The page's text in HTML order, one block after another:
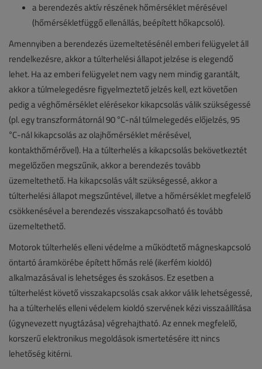
a berendezés aktív részének hőmérséklet mérésével
(hőmérsékletfüggő ellenállás, beépített hőkapcsoló).
Amennyiben a berendezés üzemeltetésénél emberi felügyelet áll
rendelkezésre, akkor a túlterhelési állapot jelzése is elegendő
lehet. Ha az emberi felügyelet nem vagy nem mindig garantált,
akkor a túlmelegedésre figyelmeztető jelzés kell, ezt követően
pedig a véghőmérséklet elérésekor kikapcsolás válik szükségessé
(pl. egy transzformátornál 90 °C-nál túlmelegedés előjelzés, 95
°C-nál kikapcsolás az olajhőmérséklet mérésével,
kontakthőmérővel). Ha a túlterhelés a kikapcsolás bekövetkeztét
megelőzően megszűnik, akkor a berendezés tovább
üzemeltethető. Ha kikapcsolás vált szükségessé, akkor a
túlterhelési állapot megszűntével, illetve a hőmérséklet megfelelő
csökkenésével a berendezés visszakapcsolható és tovább
üzemeltethető.
Motorok túlterhelés elleni védelme a működtető mágneskapcsoló
öntartó áramkörébe épített hőmás relé (ikerfém kioldó)
alkalmazásával is lehetséges és szokásos. Ez esetben a
túlterhelést követő visszakapcsolás csak akkor válik lehetségessé,
ha a túlterhelés elleni védelem kioldó szervének kézi visszaállítása
(úgynevezett nyugtázása) végrehajtható. Az ennek megfelelő,
korszerű elektronikus megoldások ismertetésére itt nincs
lehetőség kitérni.